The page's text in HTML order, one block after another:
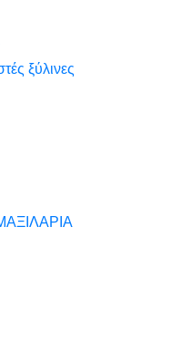
ξύλινες